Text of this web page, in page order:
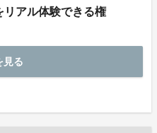
アル体験できる権
見る